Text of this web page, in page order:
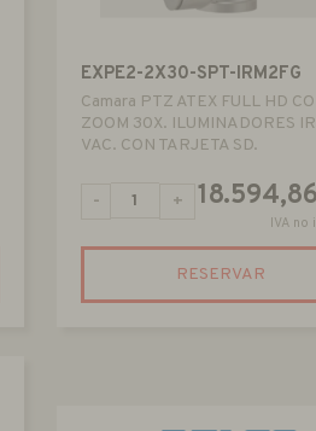
EXPE2-2X30-SPT-IRM2FG
Camara PTZ ATEX FULL HD
ZOOM 30X. ILUMINADORES
VAC. CON TARJETA SD.
18.594,86
IVA no
- +
RESERVAR